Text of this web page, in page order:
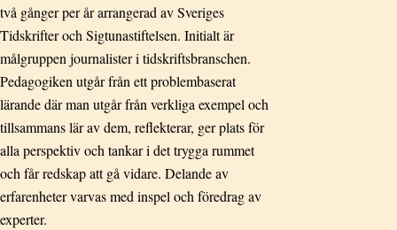
två gånger per år arrangerad av Sveriges
Tidskrifter och Sigtunastiftelsen. Initialt är
målgruppen journalister i tidskriftsbranschen.
Pedagogiken utgår från ett problembaserat
lärande där man utgår från verkliga exempel och
tillsammans lär av dem, reflekterar, ger plats för
alla perspektiv och tankar i det trygga rummet
och får redskap att gå vidare. Delande av
erfarenheter varvas med inspel och föredrag av
experter.